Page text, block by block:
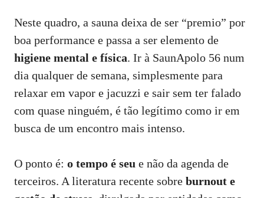
Neste quadro, a sauna deixa de ser “premio” por
boa performance e passa a ser elemento de
higiene mental e física. Ir à SaunApolo 56 num
dia qualquer de semana, simplesmente para
relaxar em vapor e jacuzzi e sair sem ter falado
com quase ninguém, é tão legítimo como ir em
busca de um encontro mais intenso.
O ponto é: o tempo é seu e não da agenda de
terceiros. A literatura recente sobre burnout e